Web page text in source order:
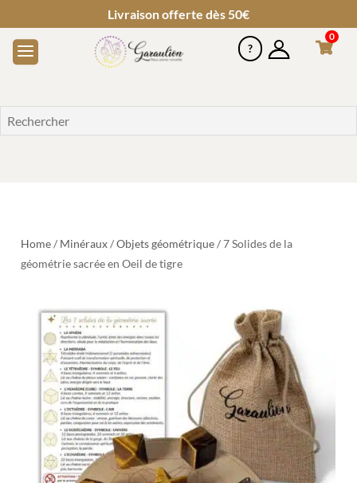
Livraison offerte dès 50€
0
Home/ Minéraux/Objets géométrique/ 7 Solides de la
géométrie sacrée en Oeil de tigre